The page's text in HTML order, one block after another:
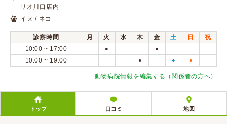
Calooペットとは？
口コミ投稿
リオ川口店内
イヌ / ネコ
診察時間 月 火 水 木 金 土 日
祝
10:00 ~ 17:00
● ●
10:00 ~ 19:00 ● ● ●
動物病院情報を編集する（関係者の方へ）
トップ 口コミ 地図